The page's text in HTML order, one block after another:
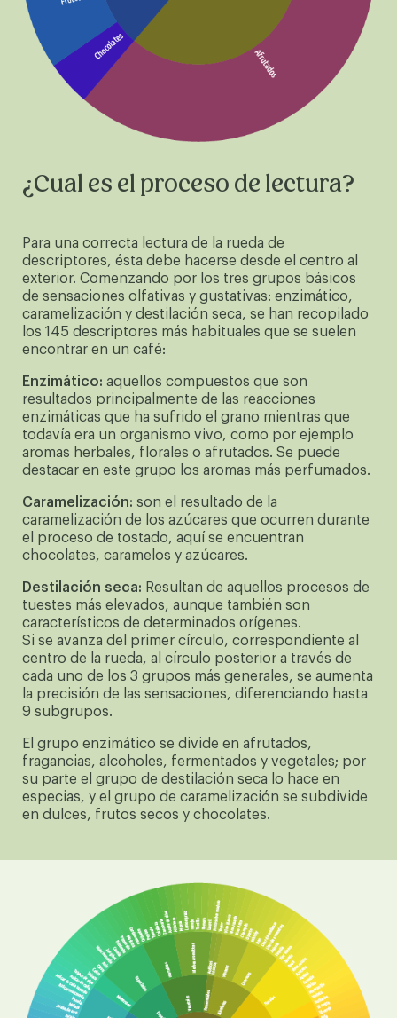
¿Cual es el proceso de lectura?
Para una correcta lectura de la rueda de
descriptores, ésta debe hacerse desde el centro al
exterior. Comenzando por los tres grupos básicos
de sensaciones olfativas y gustativas: enzimático,
caramelización y destilación seca, se han recopilado
los 145 descriptores más habituales que se suelen
encontrar en un café:
Enzimático: aquellos compuestos que son
resultados principalmente de las reacciones
enzimáticas que ha sufrido el grano mientras que
todavía era un organismo vivo, como por ejemplo
aromas herbales, florales o afrutados. Se puede
destacar en este grupo los aromas más perfumados.
Caramelización: son el resultado de la
caramelización de los azúcares que ocurren durante
el proceso de tostado, aquí se encuentran
chocolates, caramelos y azúcares.
Destilación seca: Resultan de aquellos procesos de
tuestes más elevados, aunque también son
característicos de determinados orígenes.
Si se avanza del primer círculo, correspondiente al
centro de la rueda, al círculo posterior a través de
cada uno de los 3 grupos más generales, se aumenta
la precisión de las sensaciones, diferenciando hasta
9 subgrupos.
El grupo enzimático se divide en afrutados,
fragancias, alcoholes, fermentados y vegetales; por
su parte el grupo de destilación seca lo hace en
especias, y el grupo de caramelización se subdivide
en dulces, frutos secos y chocolates.